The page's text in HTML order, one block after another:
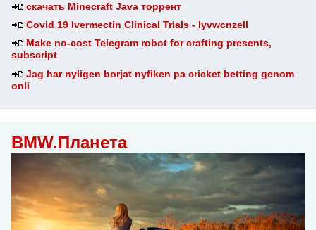
скачать Minecraft Java торрент
Covid 19 Ivermectin Clinical Trials - lyvwcnzell
Make no-cost Telegram robot for crafting presents,
subscript
Jag har nyligen borjat nyfiken pa cricket betting genom
onli
BMW.Планета